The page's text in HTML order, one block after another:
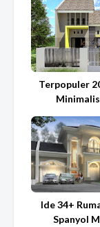
Terpopuler
Ide 34+
Spanyol